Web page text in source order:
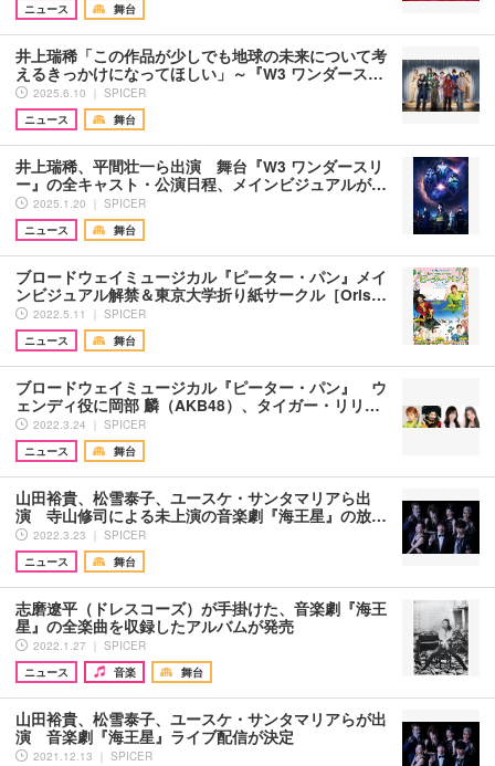
ニュース
舞台
井上瑞稀「この作品が少しでも地球の未来について考
えるきっかけになってほしい」～『W3 ワンダース…
2025.6.10 ｜ SPICER
ニュース
舞台
井上瑞稀、平間壮一ら出演 舞台『W3 ワンダースリ
ー』の全キャスト・公演日程、メインビジュアルが…
2025.1.20 ｜ SPICER
ニュース
舞台
ブロードウェイミュージカル『ピーター・パン』メイ
ンビジュアル解禁＆東京大学折り紙サークル［Oris…
2022.5.11 ｜ SPICER
ニュース
舞台
ブロードウェイミュージカル『ピーター・パン』 ウ
ェンディ役に岡部 麟（AKB48）、タイガー・リリ…
2022.3.24 ｜ SPICER
ニュース
舞台
山田裕貴、松雪泰子、ユースケ・サンタマリアら出
演 寺山修司による未上演の音楽劇『海王星』の放…
2022.3.23 ｜ SPICER
ニュース
舞台
志磨遼平（ドレスコーズ）が手掛けた、音楽劇『海王
星』の全楽曲を収録したアルバムが発売
2022.1.27 ｜ SPICER
ニュース
音楽 舞台
山田裕貴、松雪泰子、ユースケ・サンタマリアらが出
演 音楽劇『海王星』ライブ配信が決定
2021.12.13 ｜ SPICER